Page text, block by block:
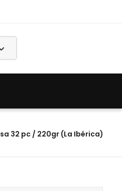
32 pc / 220gr (La Ibérica)